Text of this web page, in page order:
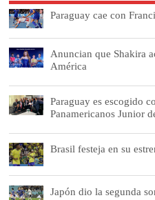
Paraguay cae con
Anuncian que Shakira
América
Paraguay es escogido
Panamericanos Junior
Brasil festeja en su
Japón dio la segunda